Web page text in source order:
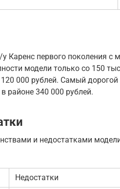
Каренс первого поколения с
модели только со 150
000 рублей. Самый
районе 340 000 рублей.
и недостатками
Недостатки